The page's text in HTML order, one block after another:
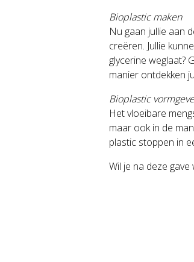
Bioplastic maken
Nu gaan jullie aan
creëren. Jullie
glycerine weglaat?
manier ontdekken
Bioplastic
Het vloeibare
maar ook in de
plastic stoppen in
Wil je na deze